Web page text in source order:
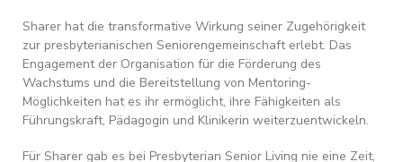
Sharer hat die transformative Wirkung seiner Zugehörigkeit
zur presbyterianischen Seniorengemeinschaft erlebt. Das
Engagement der Organisation für die Förderung des
Wachstums und die Bereitstellung von Mentoring-
Möglichkeiten hat es ihr ermöglicht, ihre Fähigkeiten als
Führungskraft, Pädagogin und Klinikerin weiterzuentwickeln.
Für Sharer gab es bei Presbyterian Senior Living nie eine Zeit,